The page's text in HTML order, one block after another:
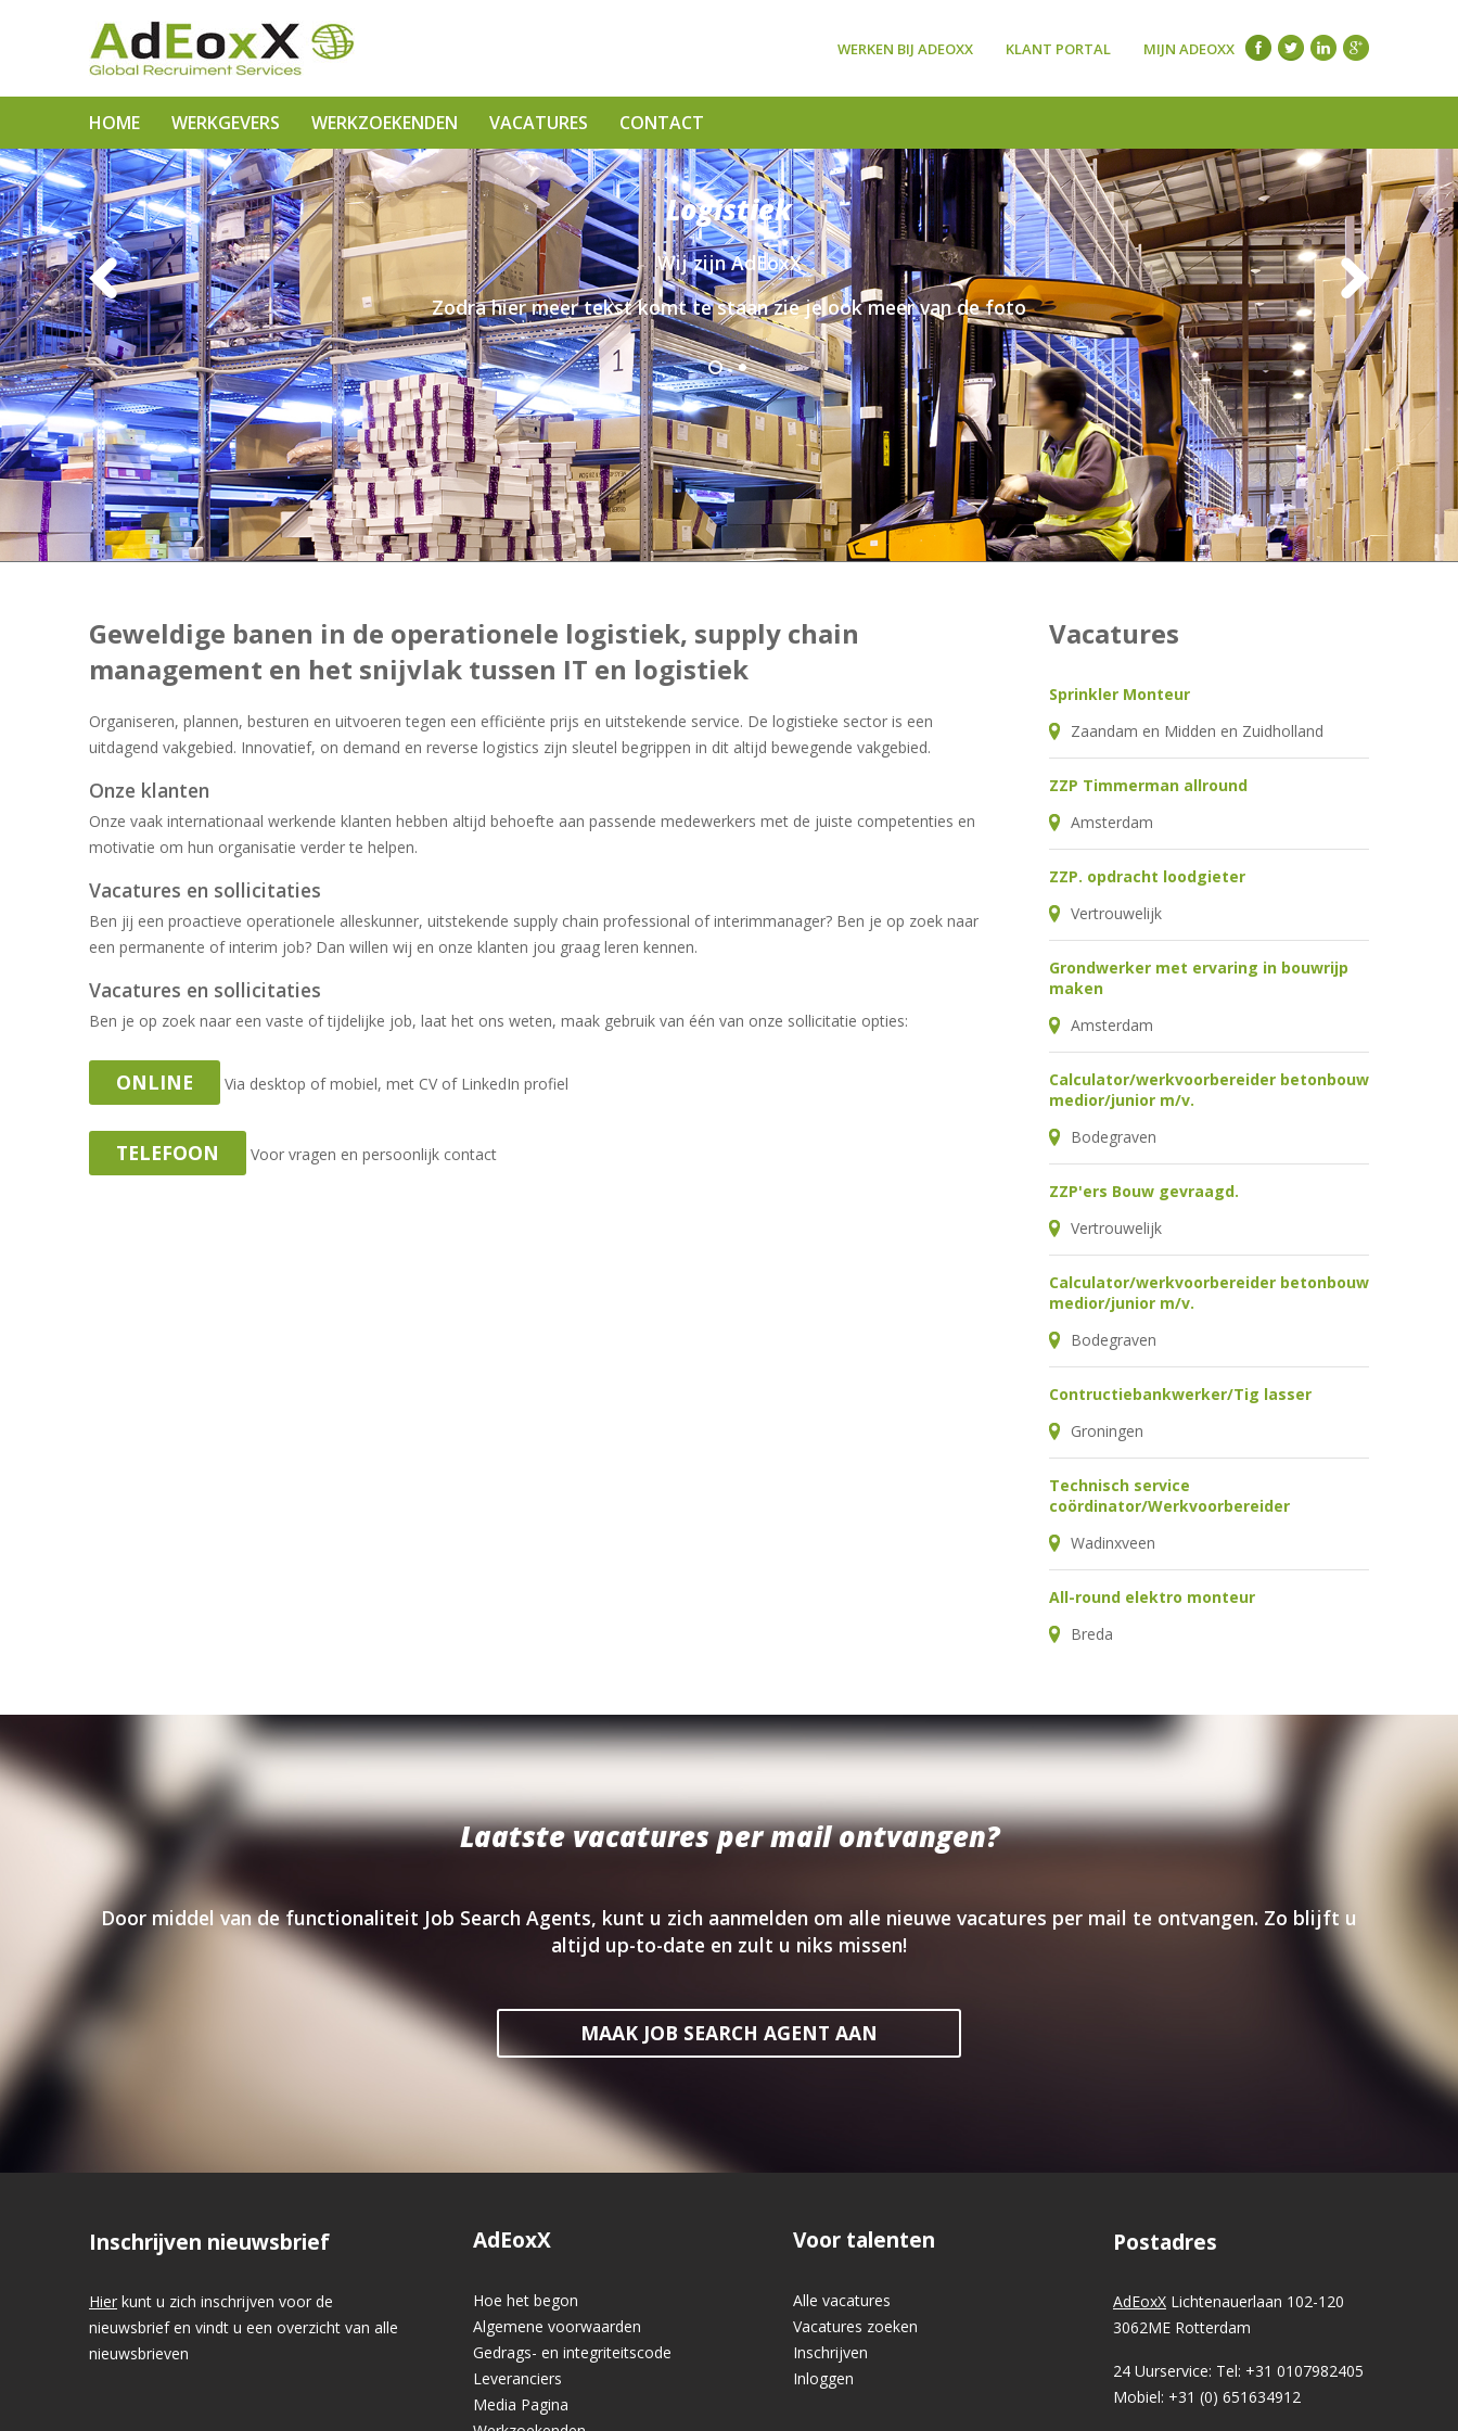
MIJN ADEOXX
KLANT PORTAL
WERKEN BIJ ADEOXX
HOME WERKGEVERS WERKZOEKENDEN VACATURES CONTACT
Logistiek
Wij zijn AdEoxX
Zodra hier meer tekst komt te staan zie je ook meer van de foto
Geweldige banen in de operationele logistiek, supply chain
management en het snijvlak tussen IT en logistiek
Organiseren, plannen, besturen en uitvoeren tegen een efficiënte prijs en uitstekende service. De logistieke sector is een
uitdagend vakgebied. Innovatief, on demand en reverse logistics zijn sleutel begrippen in dit altijd bewegende vakgebied.
Onze klanten
Onze vaak internationaal werkende klanten hebben altijd behoefte aan passende medewerkers met de juiste competenties en
motivatie om hun organisatie verder te helpen.
Vacatures en sollicitaties
Ben jij een proactieve operationele alleskunner, uitstekende supply chain professional of interimmanager? Ben je op zoek naar
een permanente of interim job? Dan willen wij en onze klanten jou graag leren kennen.
Vacatures en sollicitaties
Ben je op zoek naar een vaste of tijdelijke job, laat het ons weten, maak gebruik van één van onze sollicitatie opties:
ONLINE Via desktop of mobiel, met CV of LinkedIn profiel
TELEFOON Voor vragen en persoonlijk contact
Vacatures
Sprinkler Monteur
Zaandam en Midden en Zuidholland
ZZP Timmerman allround
Amsterdam
ZZP. opdracht loodgieter
Vertrouwelijk
Grondwerker met ervaring in bouwrijp
maken
Amsterdam
Calculator/werkvoorbereider betonbouw
medior/junior m/v.
Bodegraven
ZZP'ers Bouw gevraagd.
Vertrouwelijk
Calculator/werkvoorbereider betonbouw
medior/junior m/v.
Bodegraven
Contructiebankwerker/Tig lasser
Groningen
Technisch service
coördinator/Werkvoorbereider
Wadinxveen
All-round elektro monteur
Breda
Laatste vacatures per mail ontvangen?
Door middel van de functionaliteit Job Search Agents, kunt u zich aanmelden om alle nieuwe vacatures per mail te ontvangen. Zo blijft u
altijd up-to-date en zult u niks missen!
MAAK JOB SEARCH AGENT AAN
Inschrijven nieuwsbrief
Hier kunt u zich inschrijven voor de
nieuwsbrief en vindt u een overzicht van alle
nieuwsbrieven
AdEoxX
Hoe het begon
Algemene voorwaarden
Gedrags- en integriteitscode
Leveranciers
Media Pagina
Voor talenten
Alle vacatures
Vacatures zoeken
Inschrijven
Inloggen
Postadres
AdEoxX Lichtenauerlaan 102-120
3062ME Rotterdam
24 Uurservice: Tel: +31 0107982405
Mobiel: +31 (0) 651634912